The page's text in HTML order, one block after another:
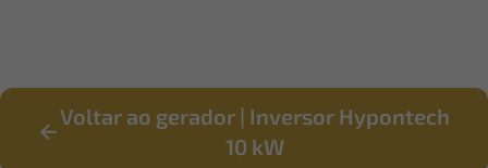
Voltar ao gerador | Inversor Hypontech
10 kW